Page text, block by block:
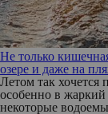
Не только
озере и даже на
Летом так хочется
особенно в
некоторые